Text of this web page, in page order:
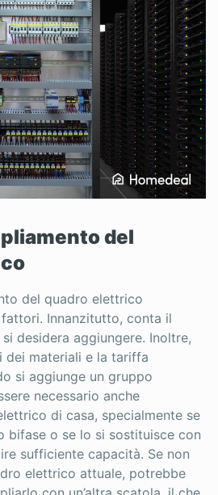
del
del quadro elettrico
Innanzitutto, conta il
desidera aggiungere. Inoltre,
dei materiali e la tariffa
si aggiunge un gruppo
necessario anche
di casa, specialmente se
bifase o se lo si sostituisce con
sufficiente capacità. Se non
elettrico attuale, potrebbe